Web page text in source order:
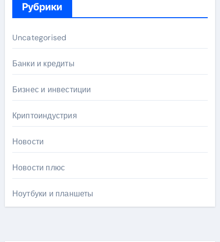
Рубрики
Uncategorised
Банки и кредиты
Бизнес и инвестиции
Криптоиндустрия
Новости
Новости плюс
Ноутбуки и планшеты